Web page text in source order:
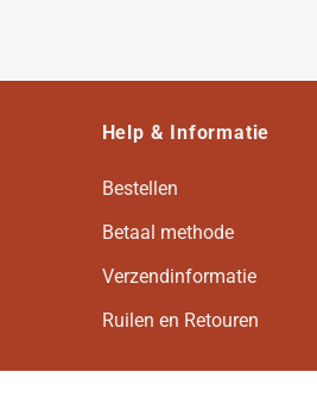
Help & Informatie
Bestellen
Betaal methode
Verzendinformatie
Ruilen en Retouren